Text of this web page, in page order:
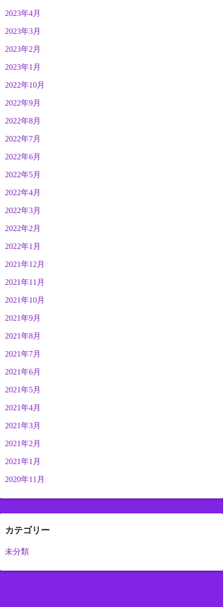
2023年4月
2023年3月
2023年2月
2023年1月
2022年10月
2022年9月
2022年8月
2022年7月
2022年6月
2022年5月
2022年4月
2022年3月
2022年2月
2022年1月
2021年12月
2021年11月
2021年10月
2021年9月
2021年8月
2021年7月
2021年6月
2021年5月
2021年4月
2021年3月
2021年2月
2021年1月
2020年11月
カテゴリー
未分類